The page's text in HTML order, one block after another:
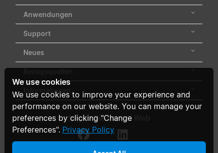
Anwendungen
Support
Neues
Informationen
folgen Sie uns im Web
We use cookies
We use cookies to improve your experience and
performance on our website. You can manage your
preferences by clicking "Change
Preferences". Privacy Policy